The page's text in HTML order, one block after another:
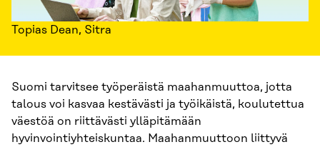
Topias Dean, Sitra
Suomi tarvitsee työperäistä maahanmuuttoa, jotta
talous voi kasvaa kestävästi ja työikäistä, koulutettua
väestöä on riittävästi ylläpitämään
hyvinvointiyhteiskuntaa. Maahanmuuttoon liittyvä